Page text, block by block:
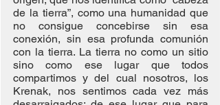
de la tierra”, como una humanidad que
no consigue concebirse sin esa
conexión, sin esa profunda comunión
con la tierra. La tierra no como un sitio
sino como ese lugar que todos
compartimos y del cual nosotros, los
Krenak, nos sentimos cada vez más